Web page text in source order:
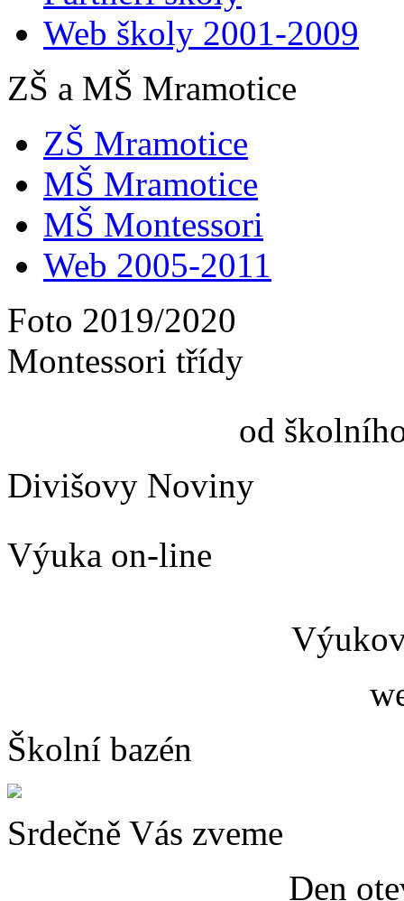
Web školy 2001-2009
ZŠ a MŠ Mramotice
ZŠ Mramotice
MŠ Mramotice
MŠ Montessori
Web 2005-2011
Foto 2019/2020
Montessori třídy
od
Divišovy Noviny
Výuka on-line
Školní bazén
Srdečně Vás zveme
Den